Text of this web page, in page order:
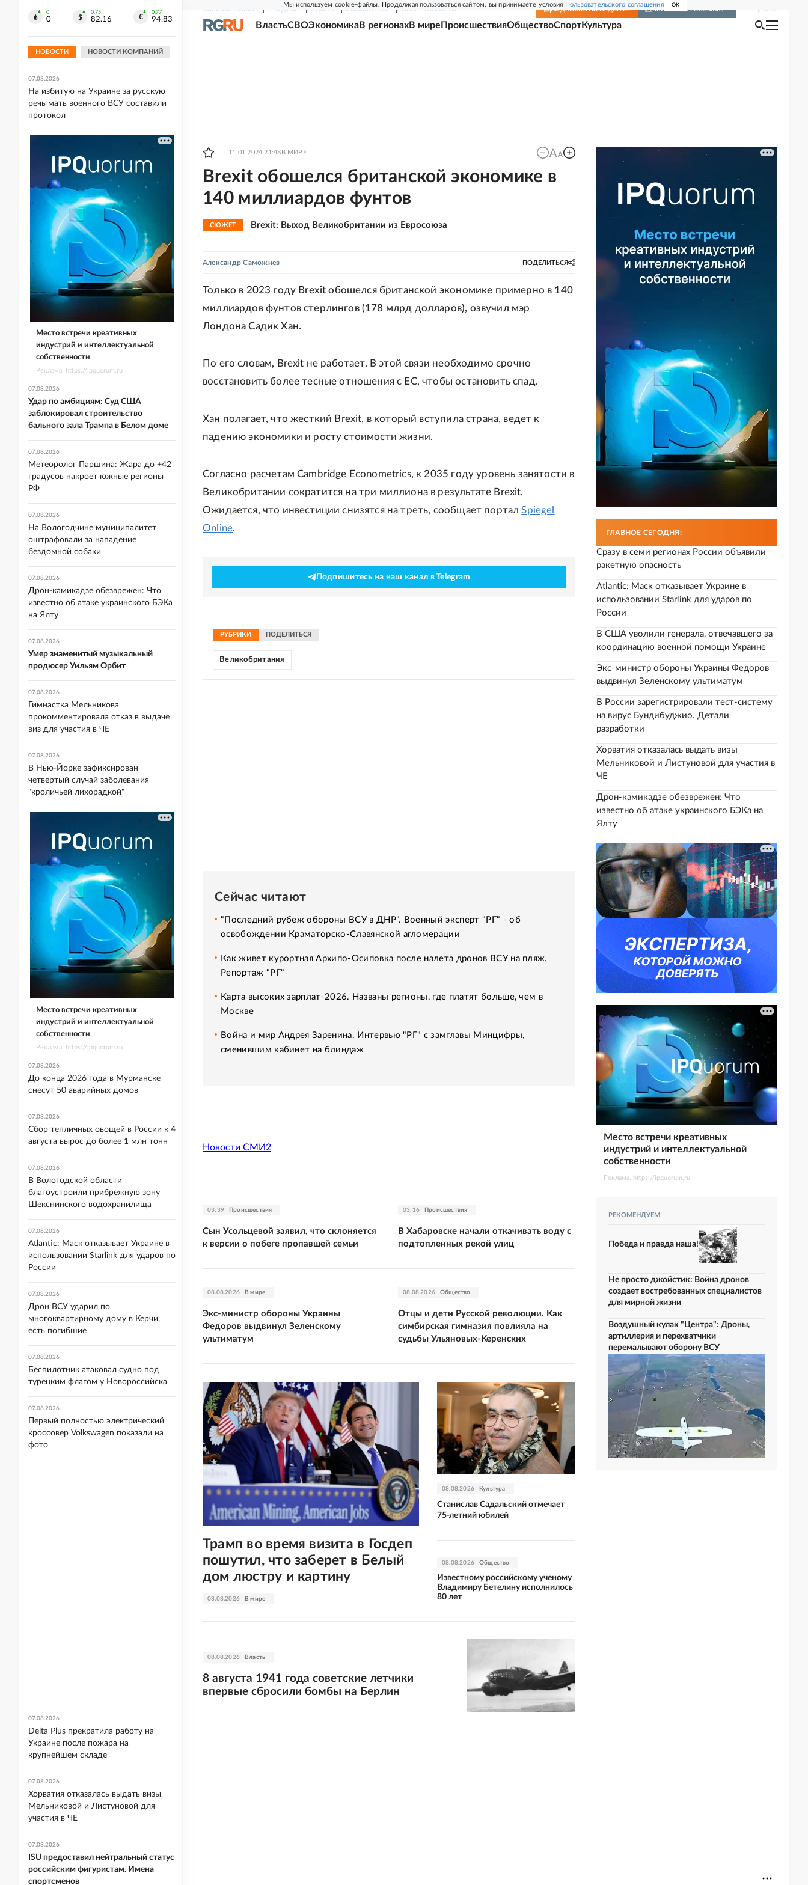
Мы используем cookie-файлы. Продолжая пользоваться сайтом, вы принимаете условия Пользовательского соглашения OK
СВЕЖИЙ НОМЕР РГ-НЕДЕЛЯ РОДИНА ПРИЛОЖЕНИЯ СОЮЗ НОВОСТИ ПОДПИСКА НА ИЗДАНИЕ ВКЛЮЧИТЬ РАССЫЛКУ
ВластьСВОЭкономикаВ регионахВ мире ПроисшествияОбществоСпортКультура
11.01.2024 21:48 В МИРЕ
Brexit обошелся британской экономике в
140 миллиардов фунтов
СЮЖЕТ Brexit: Выход Великобритании из Евросоюза
Александр Саможнев ПОДЕЛИТЬСЯ
Только в 2023 году Brexit обошелся британской экономике примерно в 140
миллиардов фунтов стерлингов (178 млрд долларов), озвучил мэр
Лондона Садик Хан.
По его словам, Brexit не работает. В этой связи необходимо срочно
восстановить более тесные отношения с ЕС, чтобы остановить спад.
Хан полагает, что жесткий Brexit, в который вступила страна, ведет к
падению экономики и росту стоимости жизни.
Согласно расчетам Cambridge Econometrics, к 2035 году уровень занятости в
Великобритании сократится на три миллиона в результате Brexit.
Ожидается, что инвестиции снизятся на треть, сообщает порталSpiegel
Online.
Подпишитесь на наш канал в Telegram
РУБРИКИ ПОДЕЛИТЬСЯ
Великобритания
Сейчас читают
"Последний рубеж обороны ВСУ в ДНР". Военный эксперт "РГ" - об
освобождении Краматорско-Славянской агломерации
Как живет курортная Архипо-Осиповка после налета дронов ВСУ на пляж.
Репортаж "РГ"
Карта высоких зарплат-2026. Названы регионы, где платят больше, чем в
Москве
Война и мир Андрея Заренина. Интервью "РГ" с замглавы Минцифры,
сменившим кабинет на блиндаж
Новости СМИ2
03:39 Происшествия
Сын Усольцевой заявил, что склоняется
к версии о побеге пропавшей семьи
03:16 Происшествия
В Хабаровске начали откачивать воду с
подтопленных рекой улиц
08.08.2026 В мире
Экс-министр обороны Украины
Федоров выдвинул Зеленскому
ультиматум
08.08.2026 Общество
Отцы и дети Русской революции. Как
симбирская гимназия повлияла на
судьбы Ульяновых-Керенских
08.08.2026 В мире
Трамп во время визита в Госдеп
пошутил, что заберет в Белый
дом люстру и картину
08.08.2026 Культура
Станислав Садальский отмечает
75-летний юбилей
08.08.2026 Общество
Известному российскому ученому
Владимиру Бетелину исполнилось
80 лет
08.08.2026 Власть
8 августа 1941 года советские летчики
впервые сбросили бомбы на Берлин
ГЛАВНОЕ СЕГОДНЯ:
Сразу в семи регионах России объявили
ракетную опасность
Atlantic: Маск отказывает Украине в
использовании Starlink для ударов по
России
В США уволили генерала, отвечавшего за
координацию военной помощи Украине
Экс-министр обороны Украины Федоров
выдвинул Зеленскому ультиматум
В России зарегистрировали тест-систему
на вирус Бундибуджио. Детали
разработки
Хорватия отказалась выдать визы
Мельниковой и Листуновой для участия в
ЧЕ
Дрон-камикадзе обезврежен: Что
известно об атаке украинского БЭКа на
Ялту
Место встречи креативных
индустрий и интеллектуальной
собственности
Реклама. https://ipquorum.ru
РЕКОМЕНДУЕМ
Победа и правда наша!
Не просто джойстик: Война дронов
создает востребованных специалистов
для мирной жизни
Воздушный кулак "Центра": Дроны,
артиллерия и перехватчики
перемалывают оборону ВСУ
0
0
0.75
82.16
0.77
94.83
НОВОСТИ НОВОСТИ КОМПАНИЙ
07.08.2026
кофе
07.08.2026
На избитую на Украине за русскую
речь мать военного ВСУ составили
протокол
Место встречи креативных
индустрий и интеллектуальной
собственности
Реклама. https://ipquorum.ru
07.08.2026
Удар по амбициям: Суд США
заблокировал строительство
бального зала Трампа в Белом доме
07.08.2026
Метеоролог Паршина: Жара до +42
градусов накроет южные регионы
РФ
07.08.2026
На Вологодчине муниципалитет
оштрафовали за нападение
бездомной собаки
07.08.2026
Дрон-камикадзе обезврежен: Что
известно об атаке украинского БЭКа
на Ялту
07.08.2026
Умер знаменитый музыкальный
продюсер Уильям Орбит
07.08.2026
Гимнастка Мельникова
прокомментировала отказ в выдаче
виз для участия в ЧЕ
07.08.2026
В Нью-Йорке зафиксирован
четвертый случай заболевания
"кроличьей лихорадкой"
Место встречи креативных
индустрий и интеллектуальной
собственности
Реклама. https://ipquorum.ru
07.08.2026
До конца 2026 года в Мурманске
снесут 50 аварийных домов
07.08.2026
Сбор тепличных овощей в России к 4
августа вырос до более 1 млн тонн
07.08.2026
В Вологодской области
благоустроили прибрежную зону
Шекснинского водохранилища
07.08.2026
Atlantic: Маск отказывает Украине в
использовании Starlink для ударов по
России
07.08.2026
Дрон ВСУ ударил по
многоквартирному дому в Керчи,
есть погибшие
07.08.2026
Беспилотник атаковал судно под
турецким флагом у Новороссийска
07.08.2026
Первый полностью электрический
кроссовер Volkswagen показали на
фото
07.08.2026
Delta Plus прекратила работу на
Украине после пожара на
крупнейшем складе
07.08.2026
Хорватия отказалась выдать визы
Мельниковой и Листуновой для
участия в ЧЕ
07.08.2026
ISU предоставил нейтральный статус
российским фигуристам. Имена
спортсменов